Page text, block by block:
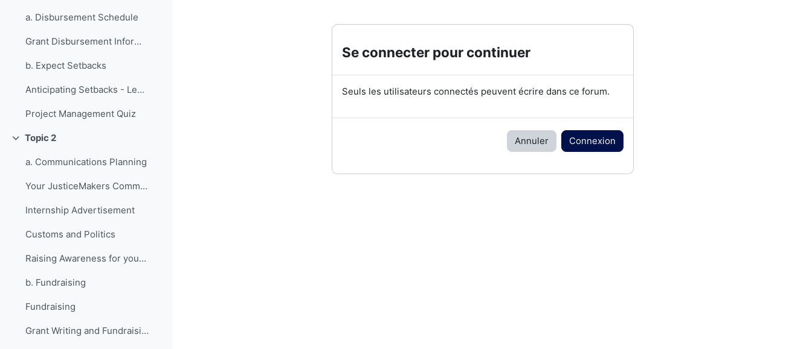
a. Disbursement Schedule
Grant Disbursement Information
b. Expect Setbacks
Anticipating Setbacks - Lessons from Previous Fellows
Project Management Quiz
Replier
Topic 2
a. Communications Planning
Your JusticeMakers Communications Intern
Internship Advertisement
Customs and Politics
Raising Awareness for your Project - Lessons from Previous Fellows
b. Fundraising
Fundraising
Grant Writing and Fundraising Guide-sheet
Se connecter pour continuer
Seuls les utilisateurs connectés peuvent écrire dans ce forum.
Annuler Connexion